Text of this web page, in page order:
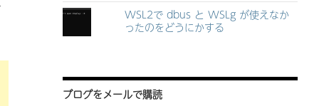
WSL2で dbus と WSLg が使えなか
ったのをどうにかする
ブログをメールで購読